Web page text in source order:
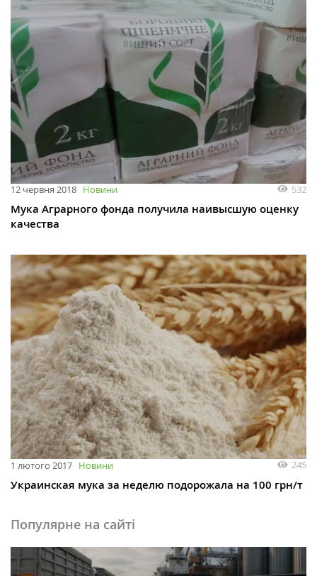
12 червня 2018 Новини 532
Мука Аграрного фонда получила наивысшую оценку
качества
1 лютого 2017 Новини 245
Украинская мука за неделю подорожала на 100 грн/т
Популярне на сайті